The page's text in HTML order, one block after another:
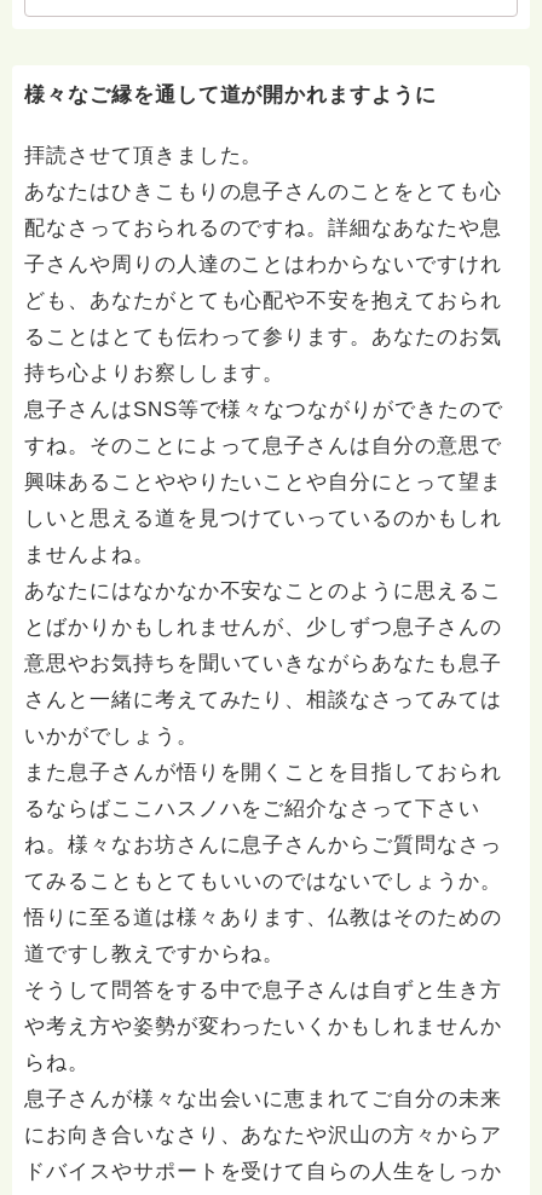
いて、あなたに向き合っています。 ですので、過去の
いします。 ※個別相談は、hasunohaオンライン相談よ
受け付けておりません。また夜中や早朝の電話もご遠慮
ください。 法務を優先させてください。
様々なご縁を通して道が開かれますように
拝読させて頂きました。
あなたはひきこもりの息子さんのことをとても心
配なさっておられるのですね。詳細なあなたや息
子さんや周りの人達のことはわからないですけれ
ども、あなたがとても心配や不安を抱えておられ
ることはとても伝わって参ります。あなたのお気
持ち心よりお察しします。
息子さんはSNS等で様々なつながりができたので
すね。そのことによって息子さんは自分の意思で
興味あることややりたいことや自分にとって望ま
しいと思える道を見つけていっているのかもしれ
ませんよね。
あなたにはなかなか不安なことのように思えるこ
とばかりかもしれませんが、少しずつ息子さんの
意思やお気持ちを聞いていきながらあなたも息子
さんと一緒に考えてみたり、相談なさってみては
いかがでしょう。
また息子さんが悟りを開くことを目指しておられ
るならばここハスノハをご紹介なさって下さい
ね。様々なお坊さんに息子さんからご質問なさっ
てみることもとてもいいのではないでしょうか。
悟りに至る道は様々あります、仏教はそのための
道ですし教えですからね。
そうして問答をする中で息子さんは自ずと生き方
や考え方や姿勢が変わったいくかもしれませんか
らね。
息子さんが様々な出会いに恵まれてご自分の未来
にお向き合いなさり、あなたや沢山の方々からア
ドバイスやサポートを受けて自らの人生をしっか